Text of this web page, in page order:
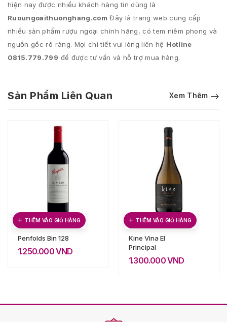
hiện nay được nhiều khách hàng tin dùng là
Ruoungoaithuonghang.com Đây là trang web cung cấp
nhiều sản phẩm rượu ngoại chính hãng, có tem niêm phong và
nguồn gốc rõ ràng. Mọi chi tiết vui lòng liên hệ Hotline
0815.779.799 để được tư vấn và hỗ trợ mua hàng.
Sản Phẩm Liên Quan Xem Thêm
THÊM VÀO GIỎ HÀNG
Penfolds Bin 128
1.250.000VND
THÊM VÀO GIỎ HÀNG
Kine Vina El
Principal
1.300.000VND